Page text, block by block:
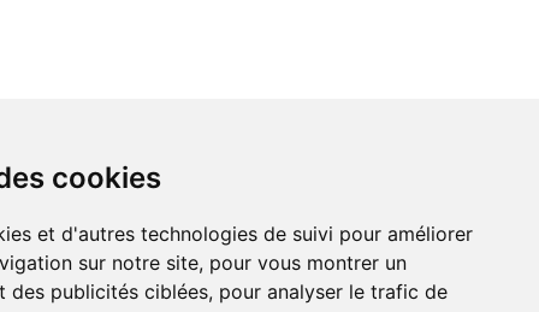
cookies
et d'autres technologies de suivi pour améliorer
sur notre site, pour vous montrer un
des publicités ciblées, pour analyser le trafic de